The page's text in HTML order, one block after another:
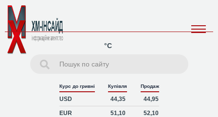
°C
Курс до гривні Купівля Продаж
USD 44,35 44,95
EUR 51,10 52,10